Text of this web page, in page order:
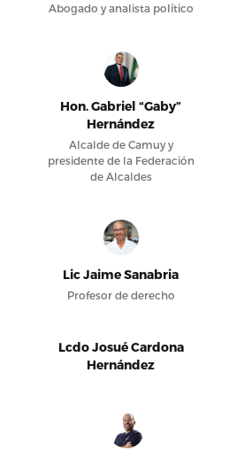
Abogado y analista político
Hon. Gabriel “Gaby”
Hernández
Alcalde de Camuy y
presidente de la Federación
de Alcaldes
Lic Jaime Sanabria
Profesor de derecho
Lcdo Josué Cardona
Hernández